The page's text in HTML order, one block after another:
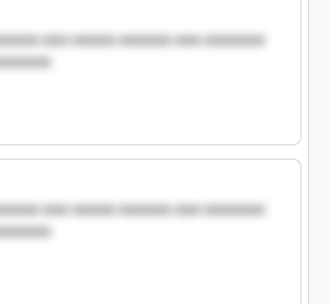
xxx xxxxx xxxxxx xxx xxxxxxx
xxx xxxxx xxxxxx xxx xxxxxxx